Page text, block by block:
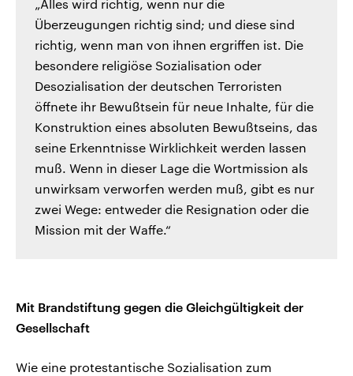
„Alles wird richtig, wenn nur die
Überzeugungen richtig sind; und diese sind
richtig, wenn man von ihnen ergriffen ist. Die
besondere religiöse Sozialisation oder
Desozialisation der deutschen Terroristen
öffnete ihr Bewußtsein für neue Inhalte, für die
Konstruktion eines absoluten Bewußtseins, das
seine Erkenntnisse Wirklichkeit werden lassen
muß. Wenn in dieser Lage die Wortmission als
unwirksam verworfen werden muß, gibt es nur
zwei Wege: entweder die Resignation oder die
Mission mit der Waffe.“
Mit Brandstiftung gegen die Gleichgültigkeit der
Gesellschaft
Wie eine protestantische Sozialisation zum